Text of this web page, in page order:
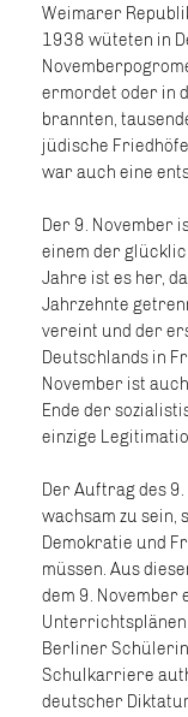
Weimarer
1938 wüteten in
ermordet oder in
brannten,
jüdische
war auch eine
Der 9. November
einem der
Jahre ist es her,
Jahrzehnte
vereint und der
Deutschlands in
November ist
Ende der
einzige
Der Auftrag des
wachsam zu sein,
Demokratie und
müssen. Aus
dem 9. November
Unterrichtsplänen
Berliner
Schulkarriere
deutscher